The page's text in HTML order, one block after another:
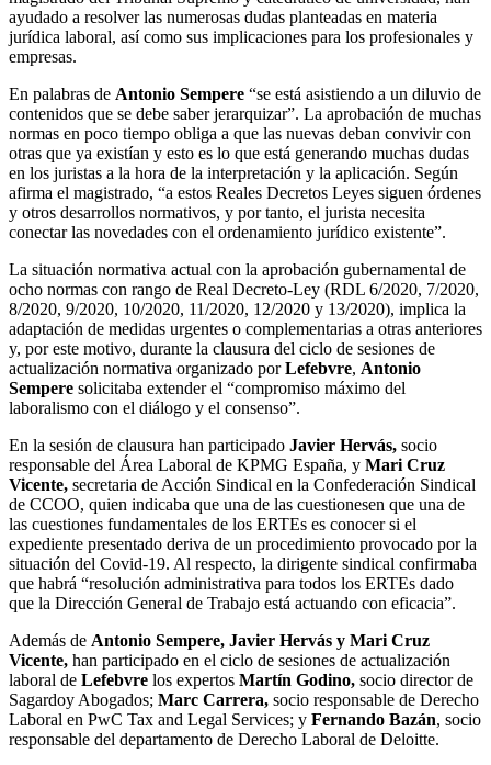
ayudado a resolver las numerosas dudas planteadas en materia
jurídica laboral, así como sus implicaciones para los profesionales y
empresas.
En palabras de Antonio Sempere “se está asistiendo a un diluvio de
contenidos que se debe saber jerarquizar”. La aprobación de muchas
normas en poco tiempo obliga a que las nuevas deban convivir con
otras que ya existían y esto es lo que está generando muchas dudas
en los juristas a la hora de la interpretación y la aplicación. Según
afirma el magistrado, “a estos Reales Decretos Leyes siguen órdenes
y otros desarrollos normativos, y por tanto, el jurista necesita
conectar las novedades con el ordenamiento jurídico existente”.
La situación normativa actual con la aprobación gubernamental de
ocho normas con rango de Real Decreto-Ley (RDL 6/2020, 7/2020,
8/2020, 9/2020, 10/2020, 11/2020, 12/2020 y 13/2020), implica la
adaptación de medidas urgentes o complementarias a otras anteriores
y, por este motivo, durante la clausura del ciclo de sesiones de
actualización normativa organizado porLefebvre, Antonio
Sempere solicitaba extender el “compromiso máximo del
laboralismo con el diálogo y el consenso”.
En la sesión de clausura han participado Javier Hervás, socio
responsable del Área Laboral de KPMG España, y Mari Cruz
Vicente, secretaria de Acción Sindical en la Confederación Sindical
de CCOO, quien indicaba que una de las cuestionesen que una de
las cuestiones fundamentales de los ERTEs es conocer si el
expediente presentado deriva de un procedimiento provocado por la
situación del Covid-19. Al respecto, la dirigente sindical confirmaba
que habrá “resolución administrativa para todos los ERTEs dado
que la Dirección General de Trabajo está actuando con eficacia”.
Además de Antonio Sempere, Javier Hervás y Mari Cruz
Vicente, han participado en el ciclo de sesiones de actualización
laboral de Lefebvre los expertos Martín Godino, socio director de
Sagardoy Abogados; Marc Carrera, socio responsable de Derecho
Laboral en PwC Tax and Legal Services; y Fernando Bazán, socio
responsable del departamento de Derecho Laboral de Deloitte.